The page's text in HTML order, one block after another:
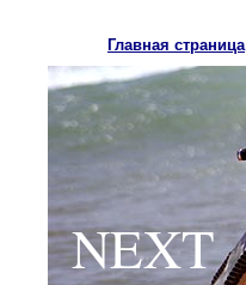
Главная страница
NEXT